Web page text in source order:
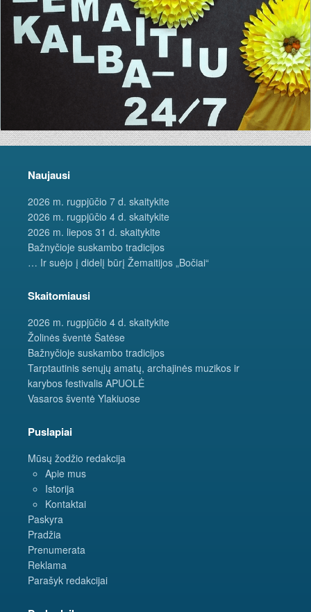
Naujausi
2026 m. rugpjūčio 7 d. skaitykite
2026 m. rugpjūčio 4 d. skaitykite
2026 m. liepos 31 d. skaitykite
Bažnyčioje suskambo tradicijos
… Ir suėjo į didelį būrį Žemaitijos „Bočiai“
Skaitomiausi
2026 m. rugpjūčio 4 d. skaitykite
Žolinės šventė Šatėse
Bažnyčioje suskambo tradicijos
Tarptautinis senųjų amatų, archajinės muzikos ir
karybos festivalis APUOLĖ
Vasaros šventė Ylakiuose
Puslapiai
Mūsų žodžio redakcija
Apie mus
Istorija
Kontaktai
Paskyra
Pradžia
Prenumerata
Reklama
Parašyk redakcijai